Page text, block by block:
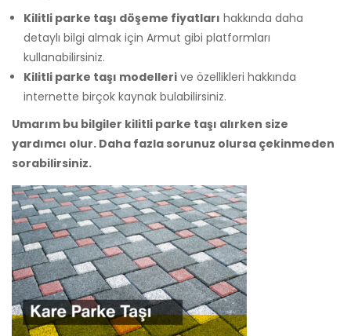
Kilitli parke taşı döşeme fiyatları hakkında daha
detaylı bilgi almak için Armut gibi platformları
kullanabilirsiniz.
Kilitli parke taşı modelleri ve özellikleri hakkında
internette birçok kaynak bulabilirsiniz.
Umarım bu bilgiler kilitli parke taşı alırken size
yardımcı olur. Daha fazla sorunuz olursa çekinmeden
sorabilirsiniz.